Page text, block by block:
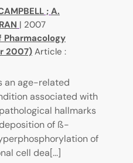
; A.
| 2007
Pharmacology
2007) Article :
an age-related
associated with
hallmarks
of ß-
of
cell dea[...]